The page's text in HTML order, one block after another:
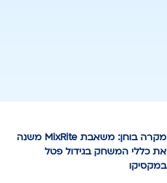
מקרה בוחן: משאבת MixRite משנה
את כללי המשחק בגידול פטל
במקסיקו